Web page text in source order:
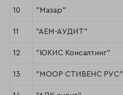
10 "Мазар"
11 "АЕМ-АУДИТ"
12 "ЮКИС Консалтинг"
13 "МООР СТИВЕНС РУС"